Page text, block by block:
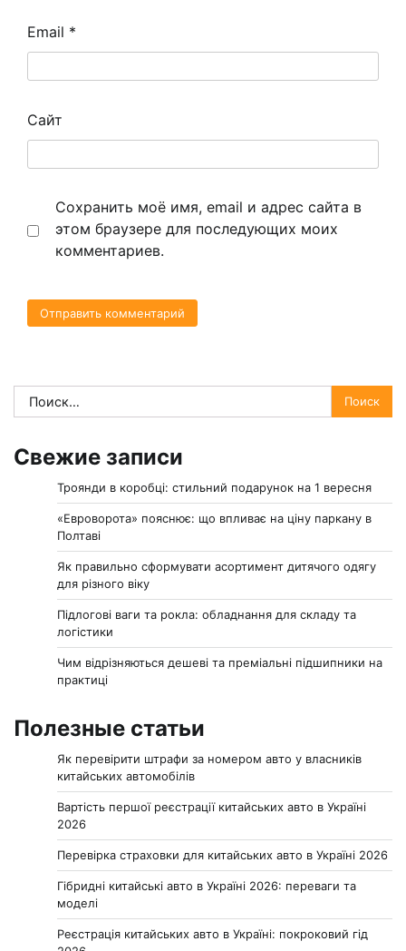
Email *
Сайт
Сохранить моё имя, email и адрес сайта в
этом браузере для последующих моих
комментариев.
Найти:
Свежие записи
Троянди в коробці: стильний подарунок на 1 вересня
«Евроворота» пояснює: що впливає на ціну паркану в
Полтаві
Як правильно сформувати асортимент дитячого одягу
для різного віку
Підлогові ваги та рокла: обладнання для складу та
логістики
Чим відрізняються дешеві та преміальні підшипники на
практиці
Полезные статьи
Як перевірити штрафи за номером авто у власників
китайських автомобілів
Вартість першої реєстрації китайських авто в Україні
2026
Перевірка страховки для китайських авто в Україні 2026
Гібридні китайські авто в Україні 2026: переваги та
моделі
Реєстрація китайських авто в Україні: покроковий гід